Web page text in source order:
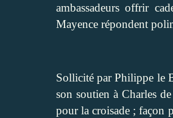
ambassadeurs offrir
Mayence répondent
Sollicité par Philippe le
son soutien à Charles
pour la croisade ; façon